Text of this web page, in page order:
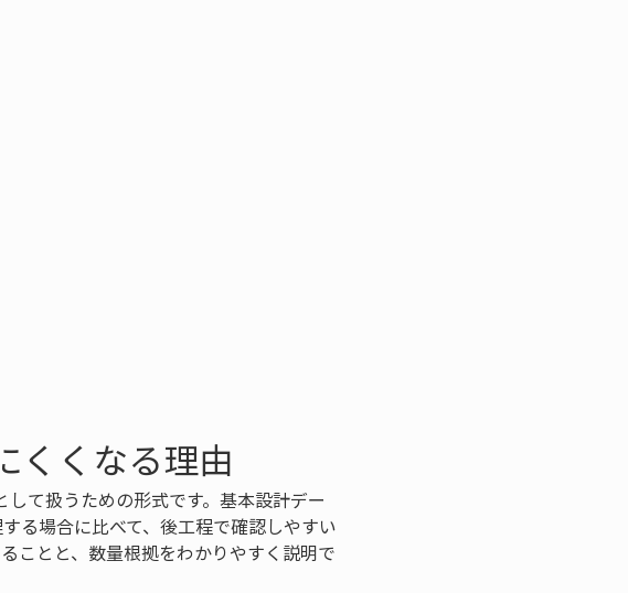
くくなる理由
て扱うための形式です。基本設計デー
る場合に比べて、後工程で確認しやすい
ことと、数量根拠をわかりやすく説明で